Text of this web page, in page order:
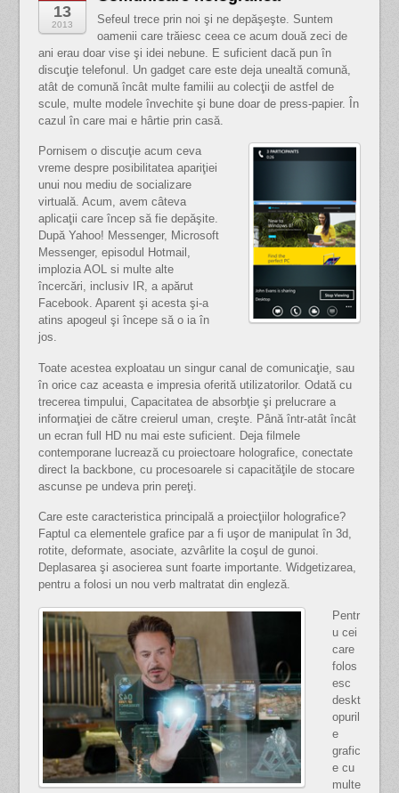
13
2013
Sefeul trece prin noi şi ne depăşeşte. Suntem
oamenii care trăiesc ceea ce acum două zeci de
ani erau doar vise şi idei nebune. E suficient dacă pun în
discuţie telefonul. Un gadget care este deja unealtă comună,
atât de comună încât multe familii au colecţii de astfel de
scule, multe modele învechite şi bune doar de press-papier. În
cazul în care mai e hârtie prin casă.
Pornisem o discuţie acum ceva
vreme despre posibilitatea apariţiei
unui nou mediu de socializare
virtuală. Acum, avem câteva
aplicaţii care încep să fie depăşite.
După Yahoo! Messenger, Microsoft
Messenger, episodul Hotmail,
implozia AOL si multe alte
încercări, inclusiv IR, a apărut
Facebook. Aparent şi acesta şi-a
atins apogeul şi începe să o ia în
jos.
Toate acestea exploatau un singur canal de comunicaţie, sau
în orice caz aceasta e impresia oferită utilizatorilor. Odată cu
trecerea timpului, Capacitatea de absorbţie şi prelucrare a
informaţiei de către creierul uman, creşte. Până într-atât încât
un ecran full HD nu mai este suficient. Deja filmele
contemporane lucrează cu proiectoare holografice, conectate
direct la backbone, cu procesoarele si capacităţile de stocare
ascunse pe undeva prin pereţi.
Care este caracteristica principală a proiecţiilor holografice?
Faptul ca elementele grafice par a fi uşor de manipulat în 3d,
rotite, deformate, asociate, azvârlite la coşul de gunoi.
Deplasarea şi asocierea sunt foarte importante. Widgetizarea,
pentru a folosi un nou verb maltratat din engleză.
Pentr
u cei
care
folos
esc
deskt
opuril
e
grafic
e cu
multe